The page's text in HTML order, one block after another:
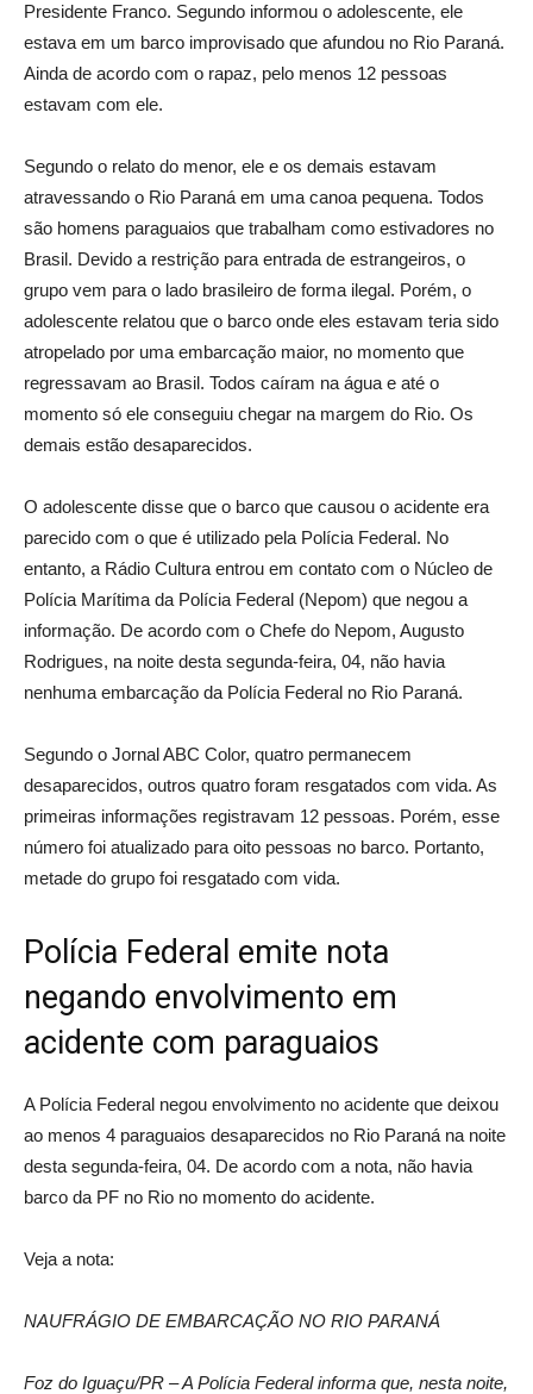
Presidente Franco. Segundo informou o adolescente, ele
estava em um barco improvisado que afundou no Rio Paraná.
Ainda de acordo com o rapaz, pelo menos 12 pessoas
estavam com ele.
Segundo o relato do menor, ele e os demais estavam
atravessando o Rio Paraná em uma canoa pequena. Todos
são homens paraguaios que trabalham como estivadores no
Brasil. Devido a restrição para entrada de estrangeiros, o
grupo vem para o lado brasileiro de forma ilegal. Porém, o
adolescente relatou que o barco onde eles estavam teria sido
atropelado por uma embarcação maior, no momento que
regressavam ao Brasil. Todos caíram na água e até o
momento só ele conseguiu chegar na margem do Rio. Os
demais estão desaparecidos.
O adolescente disse que o barco que causou o acidente era
parecido com o que é utilizado pela Polícia Federal. No
entanto, a Rádio Cultura entrou em contato com o Núcleo de
Polícia Marítima da Polícia Federal (Nepom) que negou a
informação. De acordo com o Chefe do Nepom, Augusto
Rodrigues, na noite desta segunda-feira, 04, não havia
nenhuma embarcação da Polícia Federal no Rio Paraná.
Segundo o Jornal ABC Color, quatro permanecem
desaparecidos, outros quatro foram resgatados com vida. As
primeiras informações registravam 12 pessoas. Porém, esse
número foi atualizado para oito pessoas no barco. Portanto,
metade do grupo foi resgatado com vida.
Polícia Federal emite nota
negando envolvimento em
acidente com paraguaios
A Polícia Federal negou envolvimento no acidente que deixou
ao menos 4 paraguaios desaparecidos no Rio Paraná na noite
desta segunda-feira, 04. De acordo com a nota, não havia
barco da PF no Rio no momento do acidente.
Veja a nota:
NAUFRÁGIO DE EMBARCAÇÃO NO RIO PARANÁ
Foz do Iguaçu/PR – A Polícia Federal informa que, nesta noite,